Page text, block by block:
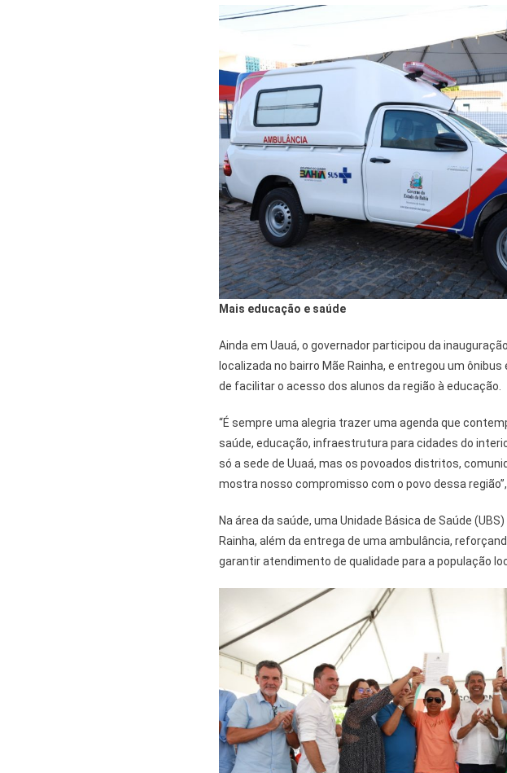
Mais educação e saúde
Ainda em Uauá, o governador participou da
localizada no bairro Mãe Rainha, e entregou um
de facilitar o acesso dos alunos da região à educação.
“É sempre uma alegria trazer uma agenda que
saúde, educação, infraestrutura para cidades do
só a sede de Uuaá, mas os povoados distritos,
mostra nosso compromisso com o povo dessa
Na área da saúde, uma Unidade Básica de Saúde
Rainha, além da entrega de uma ambulância,
garantir atendimento de qualidade para a população